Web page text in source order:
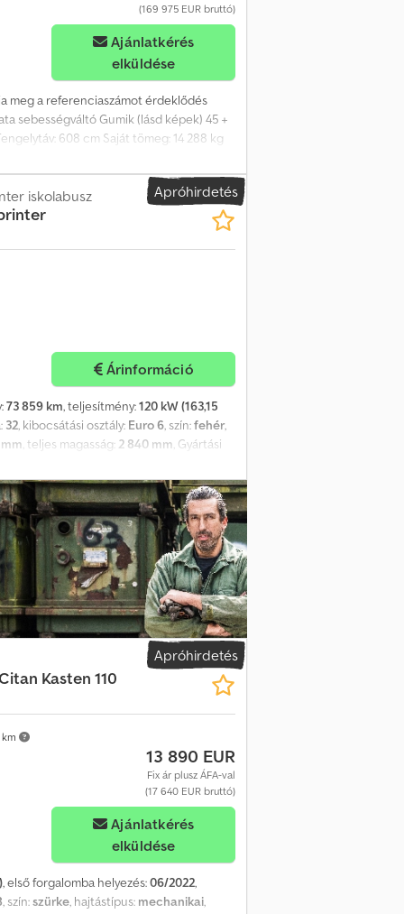
(169 975 EUR bruttó)
Ajánlatkérés
elküldése
meg a referenciaszámot érdeklődés
sebességváltó Gumik (lásd képek) 45 +
608 cm Saját tömeg: 14 288 kg
es Mercedes Tourismo távolsági
került. Szállítás június 25. után
Apróhirdetés
iskolabusz
Árinformáció
73 859 km, teljesítmény:120 kW (163,15
32, kibocsátási osztály: Euro 6, szín:fehér,
, teljes magasság: 2 840 mm, Gyártási
elérhető, vagy elküldheti saját ajánlatát,
Apróhirdetés
Kasten 110
13 890 EUR
Fix ár plusz ÁFA-val
(17 640 EUR bruttó)
Ajánlatkérés
elküldése
, első forgalomba helyezés:06/2022,
, szín:szürke, hajtástípus: mechanikai,